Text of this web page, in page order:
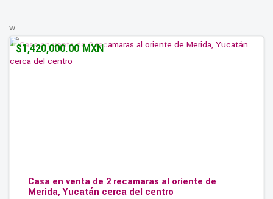
w
Casa en venta de 2 recamaras al oriente de
Merida, Yucatán cerca del centro
$1,420,000.00 MXN